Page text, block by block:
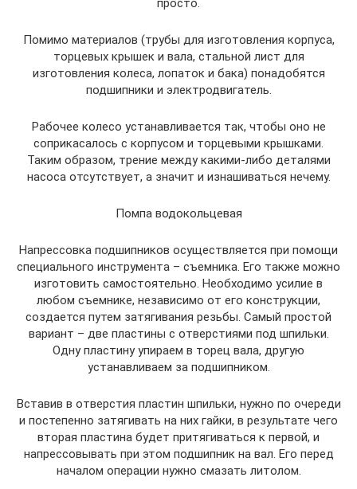
Помимо материалов (трубы для изготовления корпуса,
торцевых крышек и вала, стальной лист для
изготовления колеса, лопаток и бака) понадобятся
подшипники и электродвигатель.
Рабочее колесо устанавливается так, чтобы оно не
соприкасалось с корпусом и торцевыми крышками.
Таким образом, трение между какими-либо деталями
насоса отсутствует, а значит и изнашиваться нечему.
Помпа водокольцевая
Напрессовка подшипников осуществляется при помощи
специального инструмента – съемника. Его также можно
изготовить самостоятельно. Необходимо усилие в
любом съемнике, независимо от его конструкции,
создается путем затягивания резьбы. Самый простой
вариант – две пластины с отверстиями под шпильки.
Одну пластину упираем в торец вала, другую
устанавливаем за подшипником.
Вставив в отверстия пластин шпильки, нужно по очереди
и постепенно затягивать на них гайки, в результате чего
вторая пластина будет притягиваться к первой, и
напрессовывать при этом подшипник на вал. Его перед
началом операции нужно смазать литолом.